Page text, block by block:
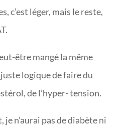
c’est léger, mais le reste,
être mangé la même
juste logique de faire du
de l’hyper- tension.
n’aurai pas de diabète ni